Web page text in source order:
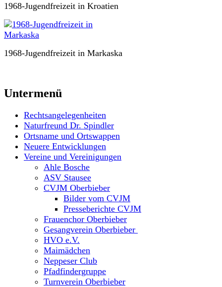
1968-Jugendfreizeit in Kroatien
1968-Jugendfreizeit in Markaska
Untermenü
Rechtsangelegenheiten
Naturfreund Dr. Spindler
Ortsname und Ortswappen
Neuere Entwicklungen
Vereine und Vereinigungen
Ahle Bosche
ASV Stausee
CVJM Oberbieber
Bilder vom CVJM
Presseberichte CVJM
Frauenchor Oberbieber
Gesangverein Oberbieber
HVO e.V.
Maimädchen
Neppeser Club
Pfadfindergruppe
Turnverein Oberbieber